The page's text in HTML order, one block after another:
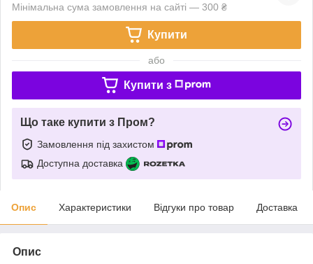
Мінімальна сума замовлення на сайті — 300 ₴
Купити
або
Купити з
Що таке купити з Пром?
Замовлення під захистом
Доступна доставка
Опис Характеристики Відгуки про товар Доставка
Опис